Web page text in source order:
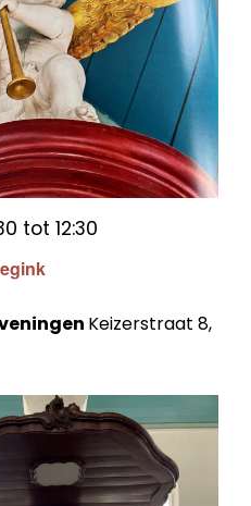
tot 12:30
Keizerstraat 8,